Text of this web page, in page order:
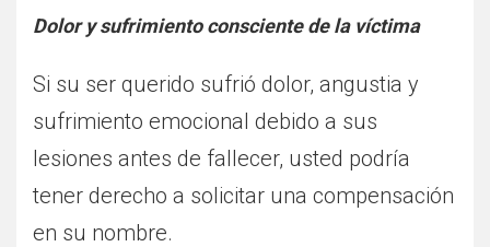
Dolor y sufrimiento consciente de la víctima
Si su ser querido sufrió dolor, angustia y
sufrimiento emocional debido a sus
lesiones antes de fallecer, usted podría
tener derecho a solicitar una compensación
en su nombre.